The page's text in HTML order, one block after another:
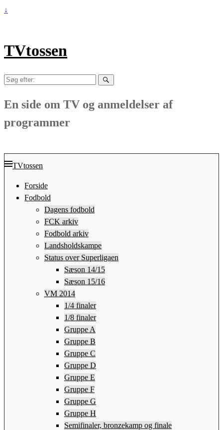
↓
TVtossen
Søg
En side om TV og anmeldelser af
programmer
TVtossen
Forside
Fodbold
Dagens fodbold
FCK arkiv
Fodbold arkiv
Landsholdskampe
Status over Superligaen
Sæson 14/15
Sæson 15/16
VM 2014
1/4 finaler
1/8 finaler
Gruppe A
Gruppe B
Gruppe C
Gruppe D
Gruppe E
Gruppe F
Gruppe G
Gruppe H
Semifinaler, bronzekamp og finale